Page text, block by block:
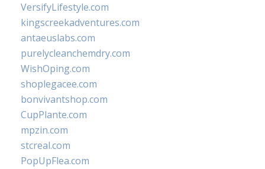
VersifyLifestyle.com
kingscreekadventures.com
antaeuslabs.com
purelycleanchemdry.com
WishOping.com
shoplegacee.com
bonvivantshop.com
CupPlante.com
mpzin.com
stcreal.com
PopUpFlea.com